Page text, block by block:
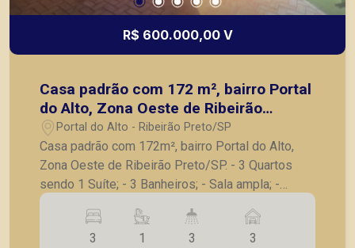
R$ 600.000,00 V
Casa padrão com 172 m², bairro Portal
do Alto, Zona Oeste de Ribeirão
Preto/SP.
Portal do Alto - Ribeirão Preto/SP
Casa padrão com 172m², bairro Portal do Alto,
Zona Oeste de Ribeirão Preto/SP. - 3 Quartos
sendo 1 Suíte; - 3 Banheiros; - Sala ampla; -
Cozinha; - Garagem para 3 carros; - Quintal com
pergolado, grama sintética ; - Piscina Aquecida; -
Área de churrasco ; - Ar condicionado ; -Ventilador
3 1 3 3